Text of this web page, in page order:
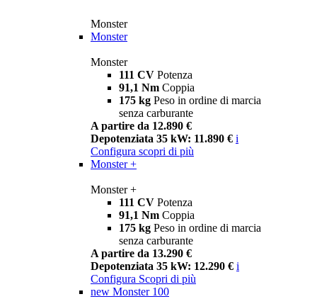
Monster
Monster
Monster
111 CV Potenza
91,1 Nm Coppia
175 kg Peso in ordine di marcia
senza carburante
A partire da 12.890 €
Depotenziata 35 kW: 11.890 € i
Configura scopri di più
Monster +
Monster +
111 CV Potenza
91,1 Nm Coppia
175 kg Peso in ordine di marcia
senza carburante
A partire da 13.290 €
Depotenziata 35 kW: 12.290 € i
Configura Scopri di più
new Monster 100